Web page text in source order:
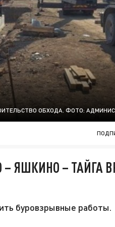
ОБХОДА. ФОТО:
ЯШКИНО – ТАЙГА
буровзрывные работы.